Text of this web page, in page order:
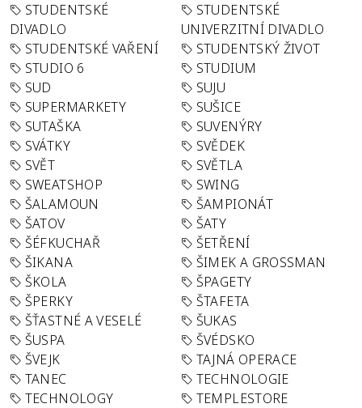
STUDENTSKÉ
DIVADLO
STUDENTSKÉ
UNIVERZITNÍ DIVADLO
STUDENTSKÉ VAŘENÍ
STUDENTSKÝ ŽIVOT
STUDIO 6
STUDIUM
SUD
SUJU
SUPERMARKETY
SUŠICE
SUTAŠKA
SUVENÝRY
SVÁTKY
SVĚDEK
SVĚT
SVĚTLA
SWEATSHOP
SWING
ŠALAMOUN
ŠAMPIONÁT
ŠATOV
ŠATY
ŠÉFKUCHAŘ
ŠETŘENÍ
ŠIKANA
ŠIMEK A GROSSMAN
ŠKOLA
ŠPAGETY
ŠPERKY
ŠTAFETA
ŠŤASTNÉ A VESELÉ
ŠUKAS
ŠUSPA
ŠVÉDSKO
ŠVEJK
TAJNÁ OPERACE
TANEC
TECHNOLOGIE
TECHNOLOGY
TEMPLESTORE